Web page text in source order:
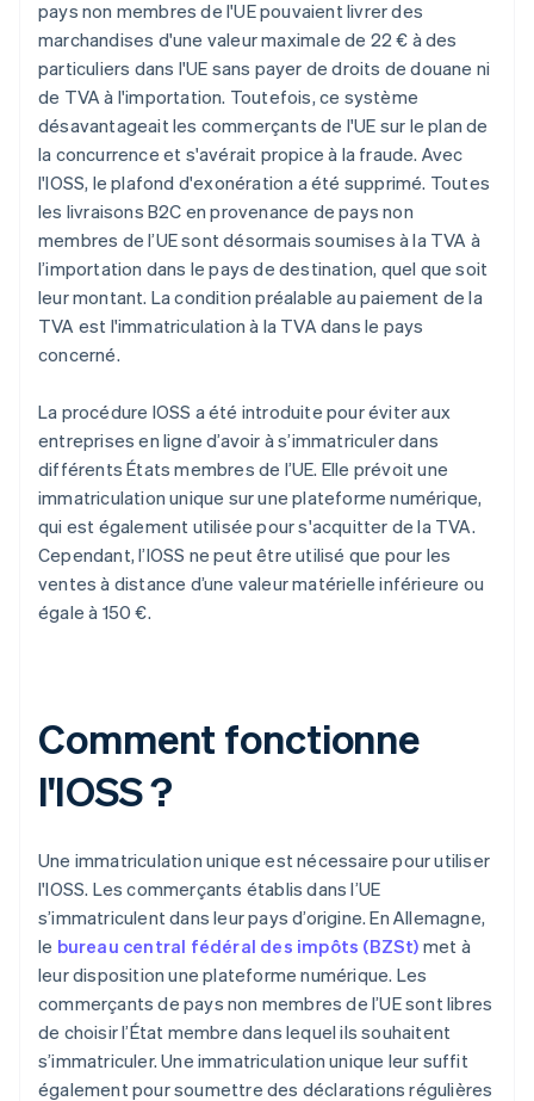
pays non membres de l'UE pouvaient livrer des
marchandises d'une valeur maximale de 22 € à des
particuliers dans l'UE sans payer de droits de douane ni
de TVA à l'importation. Toutefois, ce système
désavantageait les commerçants de l'UE sur le plan de
la concurrence et s'avérait propice à la fraude. Avec
l'IOSS, le plafond d'exonération a été supprimé. Toutes
les livraisons B2C en provenance de pays non
membres de l’UE sont désormais soumises à la TVA à
l’importation dans le pays de destination, quel que soit
leur montant. La condition préalable au paiement de la
TVA est l'immatriculation à la TVA dans le pays
concerné.
La procédure IOSS a été introduite pour éviter aux
entreprises en ligne d’avoir à s’immatriculer dans
différents États membres de l’UE. Elle prévoit une
immatriculation unique sur une plateforme numérique,
qui est également utilisée pour s'acquitter de la TVA.
Cependant, l’IOSS ne peut être utilisé que pour les
ventes à distance d’une valeur matérielle inférieure ou
égale à 150 €.
Comment fonctionne
l'IOSS ?
Une immatriculation unique est nécessaire pour utiliser
l'IOSS. Les commerçants établis dans l’UE
s’immatriculent dans leur pays d’origine. En Allemagne,
le bureau central fédéral des impôts (BZSt) met à
leur disposition une plateforme numérique. Les
commerçants de pays non membres de l’UE sont libres
de choisir l’État membre dans lequel ils souhaitent
s’immatriculer. Une immatriculation unique leur suffit
également pour soumettre des déclarations régulières